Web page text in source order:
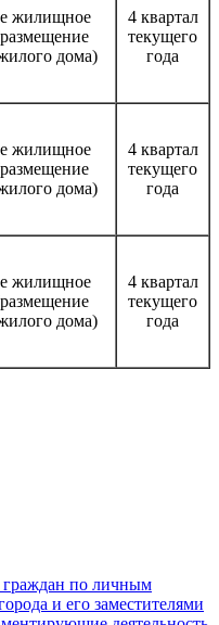
жилищное
дома)
4 квартал
текущего
года
жилищное
дома)
4 квартал
текущего
года
жилищное
дома)
4 квартал
текущего
года
по личным
и его заместителями